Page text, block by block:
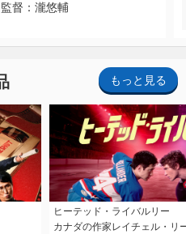
監督：瀧悠輔
もっと見る
ヒーテッド・ライバルリー
カナダの作家レイチェル・リ